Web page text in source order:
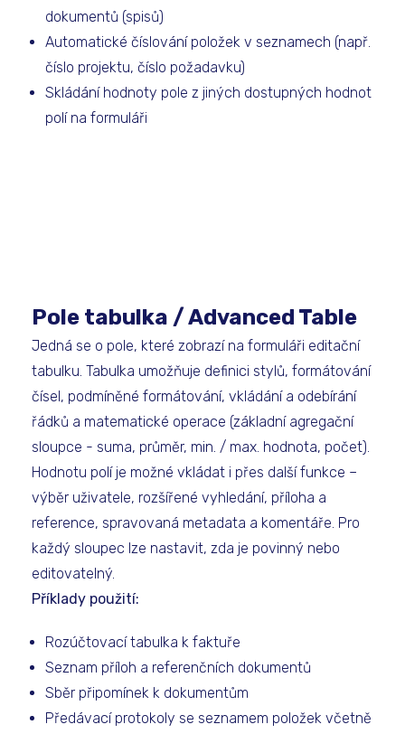
dokumentů (spisů)
Automatické číslování položek v seznamech (např.
číslo projektu, číslo požadavku)
Skládání hodnoty pole z jiných dostupných hodnot
polí na formuláři
Pole tabulka / Advanced Table
Jedná se o pole, které zobrazí na formuláři editační
tabulku. Tabulka umožňuje definici stylů, formátování
čísel, podmíněné formátování, vkládání a odebírání
řádků a matematické operace (základní agregační
sloupce - suma, průměr, min. / max. hodnota, počet).
Hodnotu polí je možné vkládat i přes další funkce –
výběr uživatele, rozšířené vyhledání, příloha a
reference, spravovaná metadata a komentáře. Pro
každý sloupec lze nastavit, zda je povinný nebo
editovatelný.
Příklady použití:
Rozúčtovací tabulka k faktuře
Seznam příloh a referenčních dokumentů
Sběr připomínek k dokumentům
Předávací protokoly se seznamem položek včetně